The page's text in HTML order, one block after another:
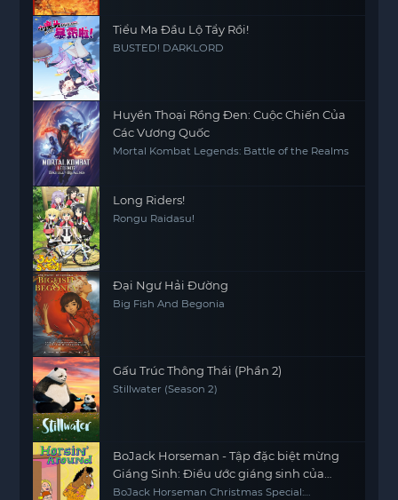
Tiểu Ma Đầu Lộ Tẩy Rồi!
BUSTED! DARKLORD
Huyền Thoại Rồng Đen: Cuộc Chiến Của
Các Vương Quốc
Mortal Kombat Legends: Battle of the Realms
Long Riders!
Rongu Raidasu!
Đại Ngư Hải Đường
Big Fish And Begonia
Gấu Trúc Thông Thái (Phần 2)
Stillwater (Season 2)
BoJack Horseman - Tập đặc biệt mừng
Giáng Sinh: Điều ước giáng sinh của
Sabrina
BoJack Horseman Christmas Special: